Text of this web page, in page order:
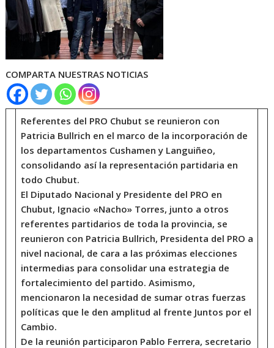
COMPARTA NUESTRAS NOTICIAS
Referentes del PRO Chubut se reunieron con
Patricia Bullrich en el marco de la incorporación de
los departamentos Cushamen y Languiñeo,
consolidando así la representación partidaria en
todo Chubut.
El Diputado Nacional y Presidente del PRO en
Chubut, Ignacio «Nacho» Torres, junto a otros
referentes partidarios de toda la provincia, se
reunieron con Patricia Bullrich, Presidenta del PRO a
nivel nacional, de cara a las próximas elecciones
intermedias para consolidar una estrategia de
fortalecimiento del partido. Asimismo,
mencionaron la necesidad de sumar otras fuerzas
políticas que le den amplitud al frente Juntos por el
Cambio.
De la reunión participaron Pablo Ferrera, secretario